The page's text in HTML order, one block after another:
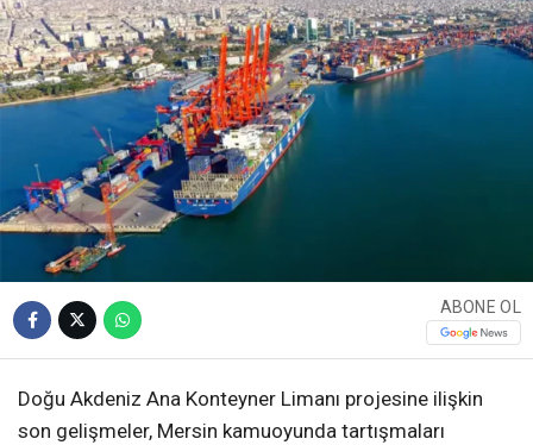
ABONE OL
Doğu Akdeniz Ana Konteyner Limanı projesine ilişkin
son gelişmeler, Mersin kamuoyunda tartışmaları